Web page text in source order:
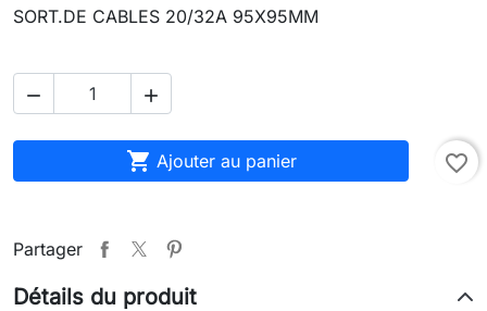
SORT.DE CABLES 20/32A 95X95MM
 
 Ajouter au panier favorite_border
Partager
Détails du produit